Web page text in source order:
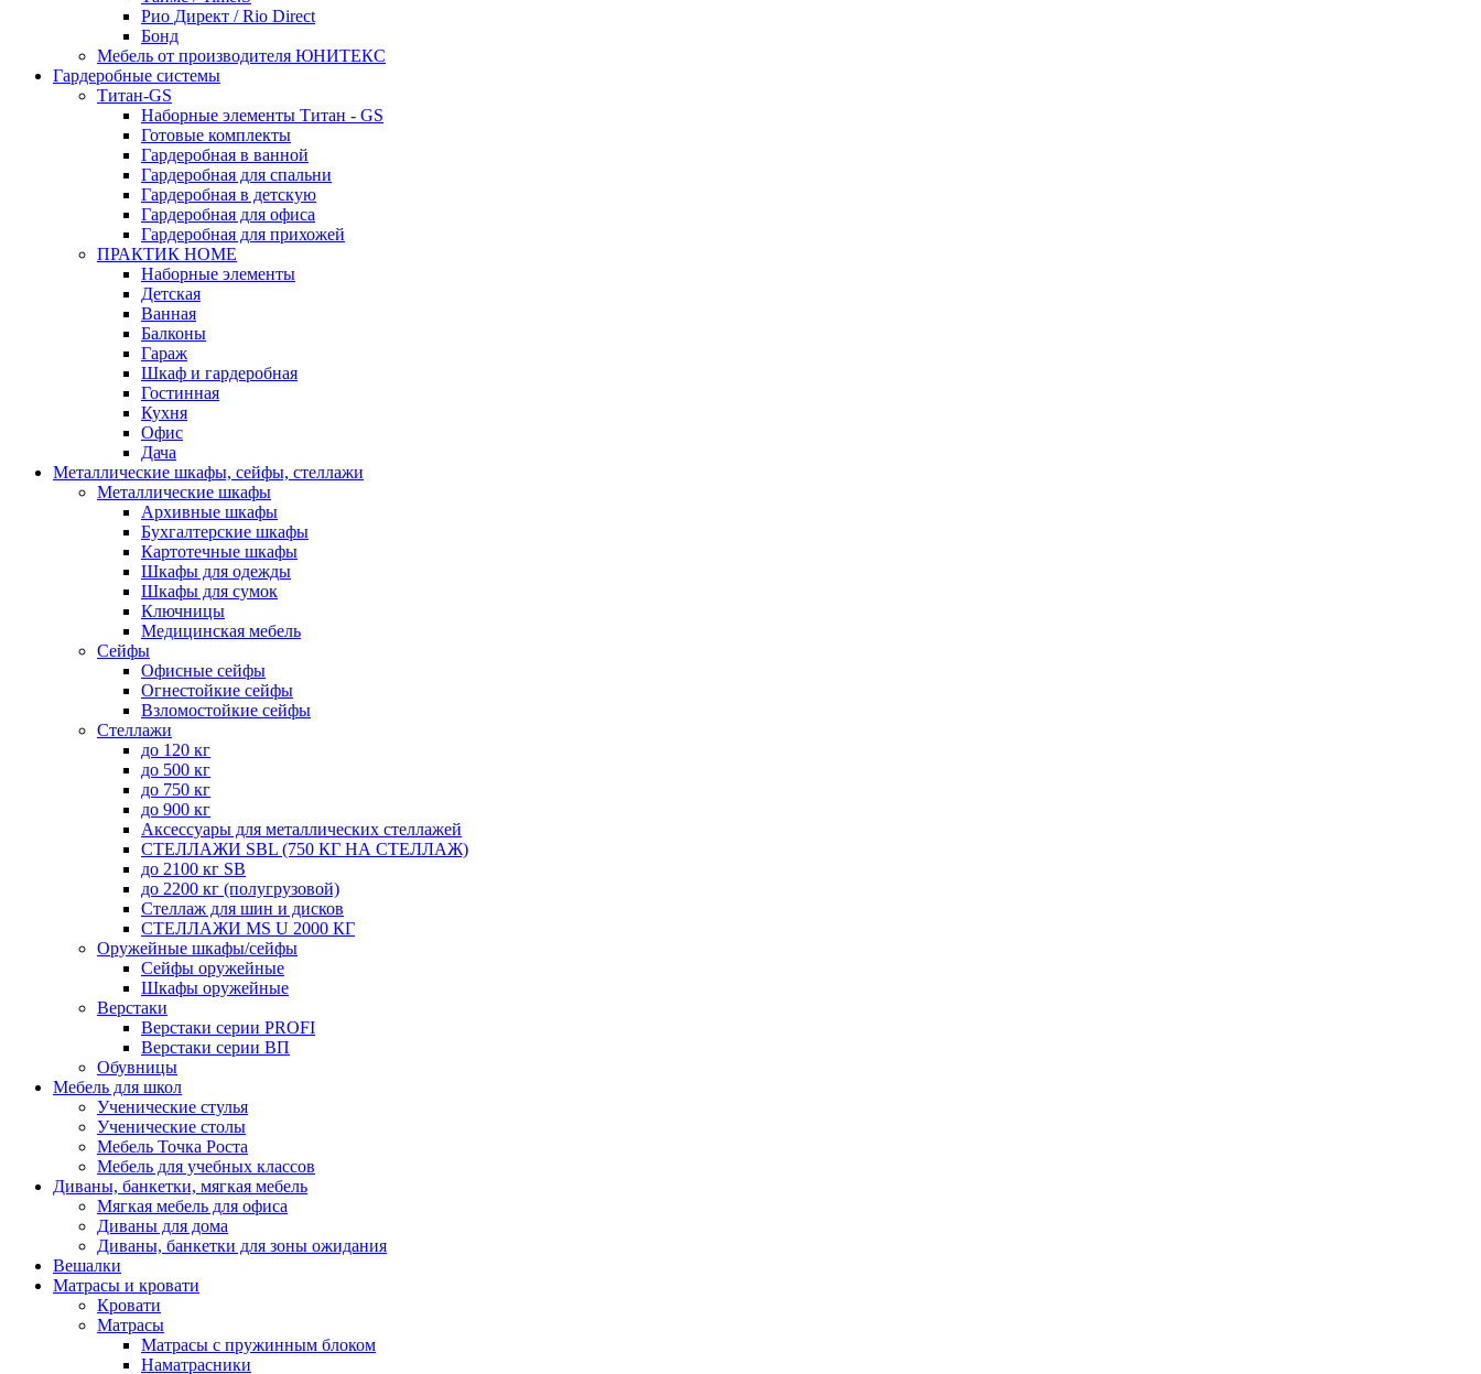
Рио Директ / Rio Direct
Бонд
Мебель от производителя ЮНИТЕКС
Гардеробные системы
Титан-GS
Наборные элементы Титан - GS
Готовые комплекты
Гардеробная в ванной
Гардеробная для спальни
Гардеробная в детскую
Гардеробная для офиса
Гардеробная для прихожей
ПРАКТИК HOME
Наборные элементы
Детская
Ванная
Балконы
Гараж
Шкаф и гардеробная
Гостинная
Кухня
Офис
Дача
Металлические шкафы, сейфы, стеллажи
Металлические шкафы
Архивные шкафы
Бухгалтерские шкафы
Картотечные шкафы
Шкафы для одежды
Шкафы для сумок
Ключницы
Медицинская мебель
Сейфы
Офисные сейфы
Огнестойкие сейфы
Взломостойкие сейфы
Стеллажи
до 120 кг
до 500 кг
до 750 кг
до 900 кг
Аксессуары для металлических стеллажей
СТЕЛЛАЖИ SBL (750 КГ НА СТЕЛЛАЖ)
до 2100 кг SB
до 2200 кг (полугрузовой)
Стеллаж для шин и дисков
СТЕЛЛАЖИ MS U 2000 КГ
Оружейные шкафы/сейфы
Сейфы оружейные
Шкафы оружейные
Верстаки
Верстаки серии PROFI
Верстаки серии ВП
Обувницы
Мебель для школ
Ученические стулья
Ученические столы
Мебель Точка Роста
Мебель для учебных классов
Диваны, банкетки, мягкая мебель
Мягкая мебель для офиса
Диваны для дома
Диваны, банкетки для зоны ожидания
Вешалки
Матрасы и кровати
Кровати
Матрасы
Матрасы с пружинным блоком
Наматрасники